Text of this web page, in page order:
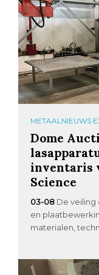
METAALNIEUWS
Dome
inventaris
Science
03-08 De
en
materialen,